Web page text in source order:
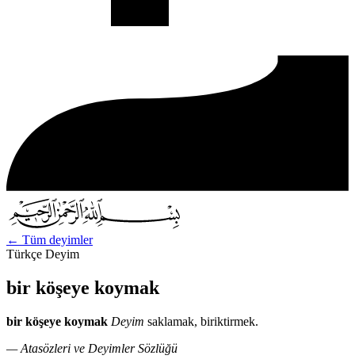
← Tüm deyimler
Türkçe Deyim
bir köşeye koymak
bir köşeye koymak Deyim saklamak, biriktirmek.
— Atasözleri ve Deyimler Sözlüğü